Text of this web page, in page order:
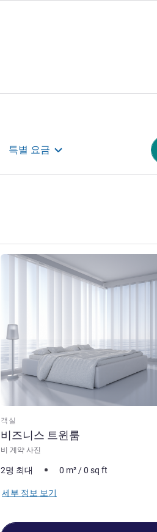
특별 요금
객실
비즈니스 트윈룸
비 계약 사진
세부 정보 보기
2명 최대 0 m² /0 sq ft
세부 정보 보기